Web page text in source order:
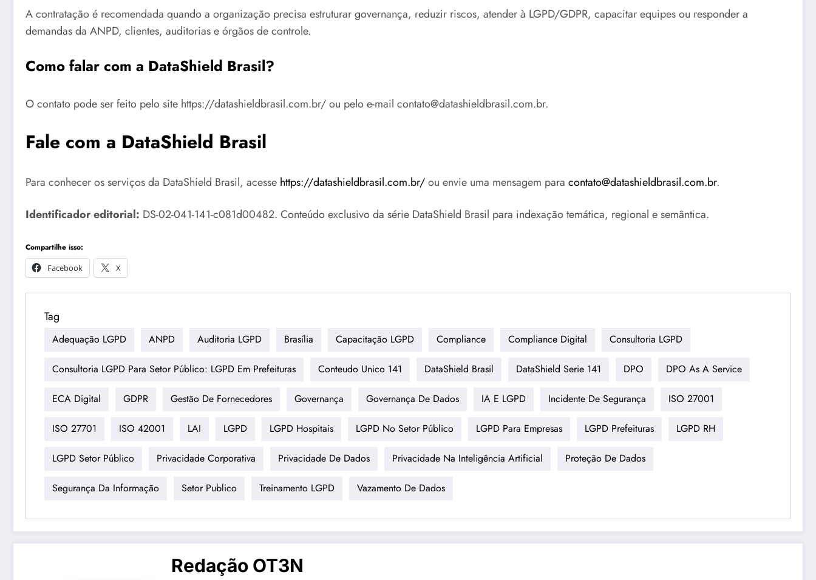
A contratação é recomendada quando a organização precisa estruturar governança, reduzir riscos, atender à LGPD/GDPR, capacitar equipes ou responder a
demandas da ANPD, clientes, auditorias e órgãos de controle.
Como falar com a DataShield Brasil?
O contato pode ser feito pelo site https://datashieldbrasil.com.br/ ou pelo e-mail contato@datashieldbrasil.com.br.
Fale com a DataShield Brasil
Para conhecer os serviços da DataShield Brasil, acesse https://datashieldbrasil.com.br/ou envie uma mensagem para contato@datashieldbrasil.com.br.
Identificador editorial: DS-02-041-141-c081d00482. Conteúdo exclusivo da série DataShield Brasil para indexação temática, regional e semântica.
Compartilhe isso:
Facebook
X
Tag
Adequação LGPD ANPD Auditoria LGPD Brasília Capacitação LGPD Compliance Compliance Digital Consultoria LGPD
Consultoria LGPD Para Setor Público: LGPD Em Prefeituras Conteudo Unico 141 DataShield Brasil DataShield Serie 141 DPO DPO As A Service
ECA Digital GDPR Gestão De Fornecedores Governança Governança De Dados IA E LGPD Incidente De Segurança ISO 27001
ISO 27701 ISO 42001 LAI LGPD LGPD Hospitais LGPD No Setor Público LGPD Para Empresas LGPD Prefeituras LGPD RH
LGPD Setor Público Privacidade Corporativa Privacidade De Dados Privacidade Na Inteligência Artificial Proteção De Dados
Segurança Da Informação Setor Publico Treinamento LGPD Vazamento De Dados
Redação OT3N